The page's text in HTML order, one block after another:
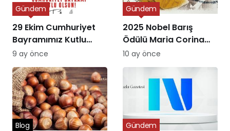
29 Ekim Cumhuriyet
Bayramımız Kutlu
Olsun
Gündem
9 ay önce
2025 Nobel Barış
Ödülü Maria Corina
Machado’ya Verildi
Gündem
10 ay önce
Blog Gündem